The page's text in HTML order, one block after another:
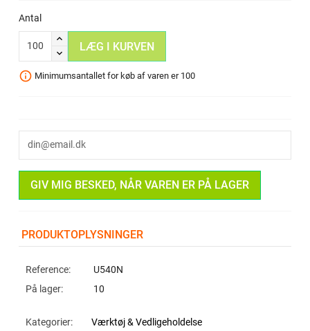
Antal
LÆG I KURVEN
info Minimumsantallet for køb af varen er 100
GIV MIG BESKED, NÅR VAREN ER PÅ LAGER
PRODUKTOPLYSNINGER
Reference:
U540N
På lager:
10
Kategorier:
Værktøj & Vedligeholdelse